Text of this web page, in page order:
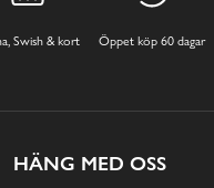
Swish & kort Öppet köp 60 dagar
HÄNG MED OSS